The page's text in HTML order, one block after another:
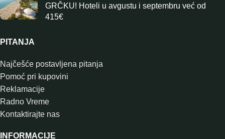
GRČKU! Hoteli u avgustu i septembru već od
415€
PITANJA
Najčešće postavljena pitanja
Pomoć pri kupovini
Reklamacije
Radno Vreme
Kontaktirajte nas
INFORMACIJE